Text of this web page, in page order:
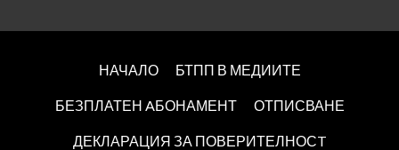
НАЧАЛО БТПП В МЕДИИТЕ
БЕЗПЛАТЕН AБОНАМЕНТ ОТПИСВАНЕ
ДЕКЛАРАЦИЯ ЗА ПОВЕРИТЕЛНОСT